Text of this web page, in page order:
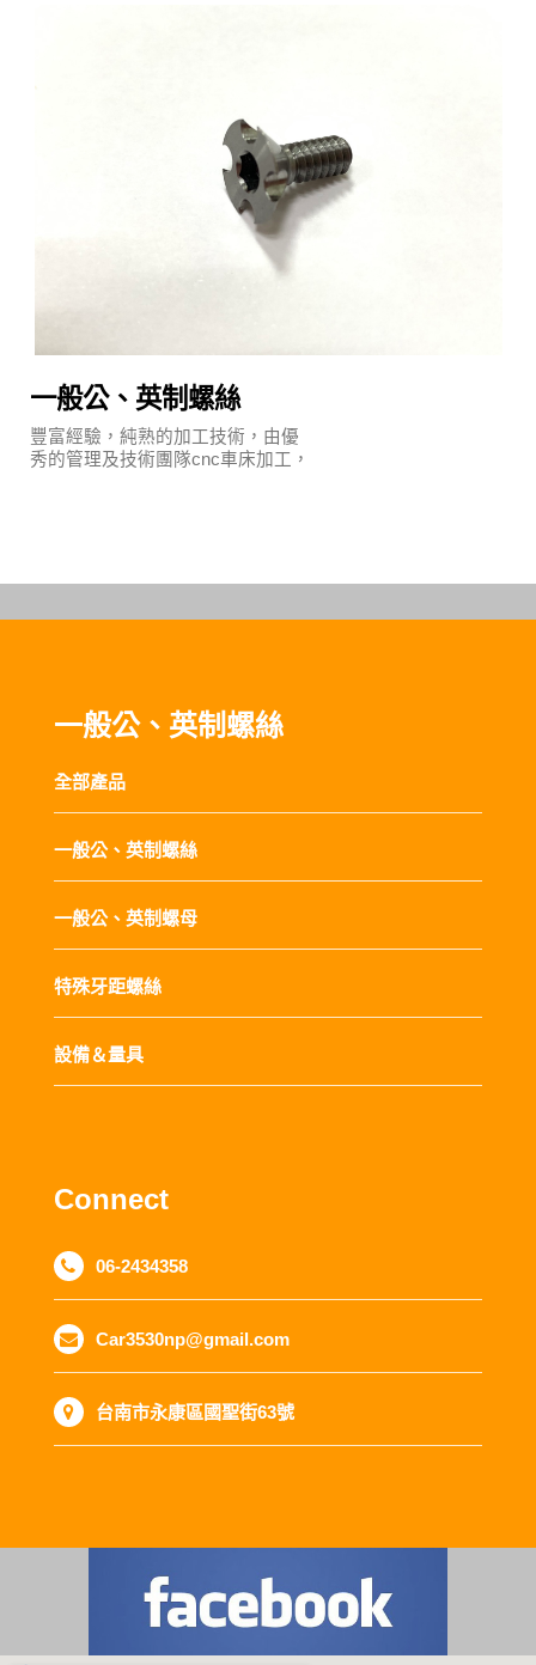
一般公、英制螺絲
全部產品
一般公、英制螺絲
一般公、英制螺母
特殊牙距螺絲
設備＆量具
一般公、英制螺絲
豐富經驗，純熟的加工技術，由優
秀的管理及技術團隊cnc車床加工，
Connect
06-2434358
Car3530np@gmail.com
台南市永康區國聖街63號